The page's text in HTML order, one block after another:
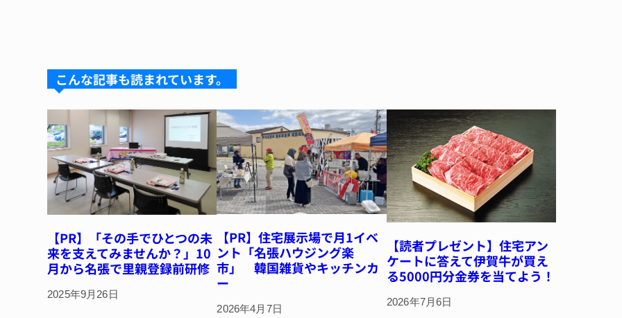
k
d
b
o
k
st
こんな記事も読まれています。
【PR】「その手でひとつの未
来を支えてみませんか？」10
月から名張で里親登録前研修
2025年9月26日
【PR】住宅展示場で月1イベ
ント「名張ハウジング楽
市」 韓国雑貨やキッチンカ
ー
2026年4月7日
【読者プレゼント】住宅アン
ケートに答えて伊賀牛が買え
る5000円分金券を当てよう！
2026年7月6日